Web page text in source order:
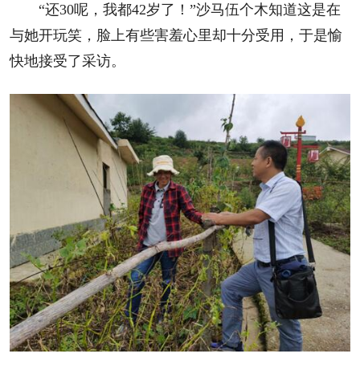
“还30呢，我都42岁了！”沙马伍个木知道这是在
与她开玩笑，脸上有些害羞心里却十分受用，于是愉
快地接受了采访。